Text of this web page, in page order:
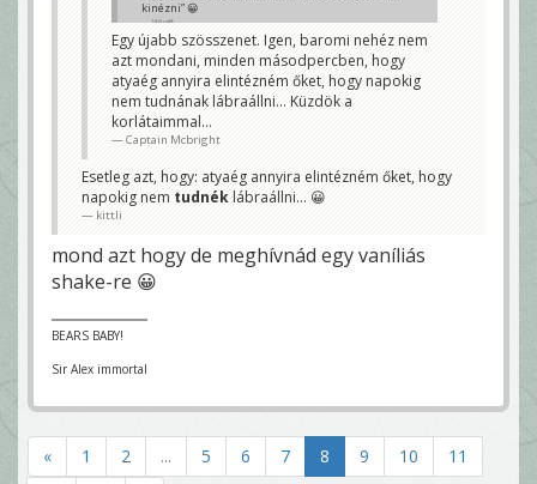
kinézni” 😀
Wyatt
Egy újabb szösszenet. Igen, baromi nehéz nem
azt mondani, minden másodpercben, hogy
atyaég annyira elintézném őket, hogy napokig
nem tudnának lábraállni... Küzdök a
korlátaimmal...
Captain Mcbright
Esetleg azt, hogy: atyaég annyira elintézném őket, hogy
napokig nem tudnéklábraállni... 😀
kittli
mond azt hogy de meghívnád egy vaníliás
shake-re 😀
BEARS BABY!
Sir Alex immortal
« 1 2 ... 5 6 7 8 9 10 11